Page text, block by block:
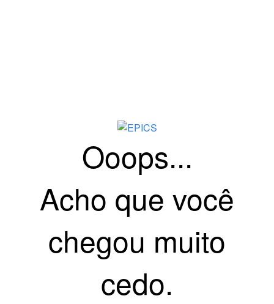
Ooops...
Acho que você
chegou muito
cedo.